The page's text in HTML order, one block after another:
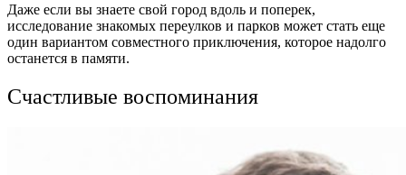
Даже если вы знаете свой город вдоль и поперек,
исследование знакомых переулков и парков может стать еще
один вариантом совместного приключения, которое надолго
останется в памяти.
Счастливые воспоминания